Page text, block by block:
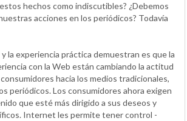
hechos como indiscutibles? ¿Debemos
acciones en los periódicos? Todavía
la experiencia práctica demuestran es que la
con la Web están cambiando la actitud
hacia los medios tradicionales,
periódicos. Los consumidores ahora exigen
que esté más dirigido a sus deseos y
Internet les permite tener control -